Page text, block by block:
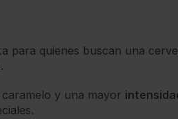
para quienes buscan una
y una mayor